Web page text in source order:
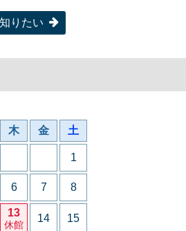
りたい
木 金 土
1
6 7 8
13
休館
14 15